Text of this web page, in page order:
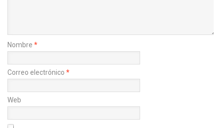
Nombre *
Correo electrónico *
Web